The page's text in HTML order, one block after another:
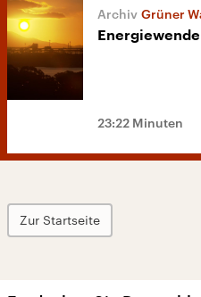
Grüner
23:22 Minuten
Zur Startseite